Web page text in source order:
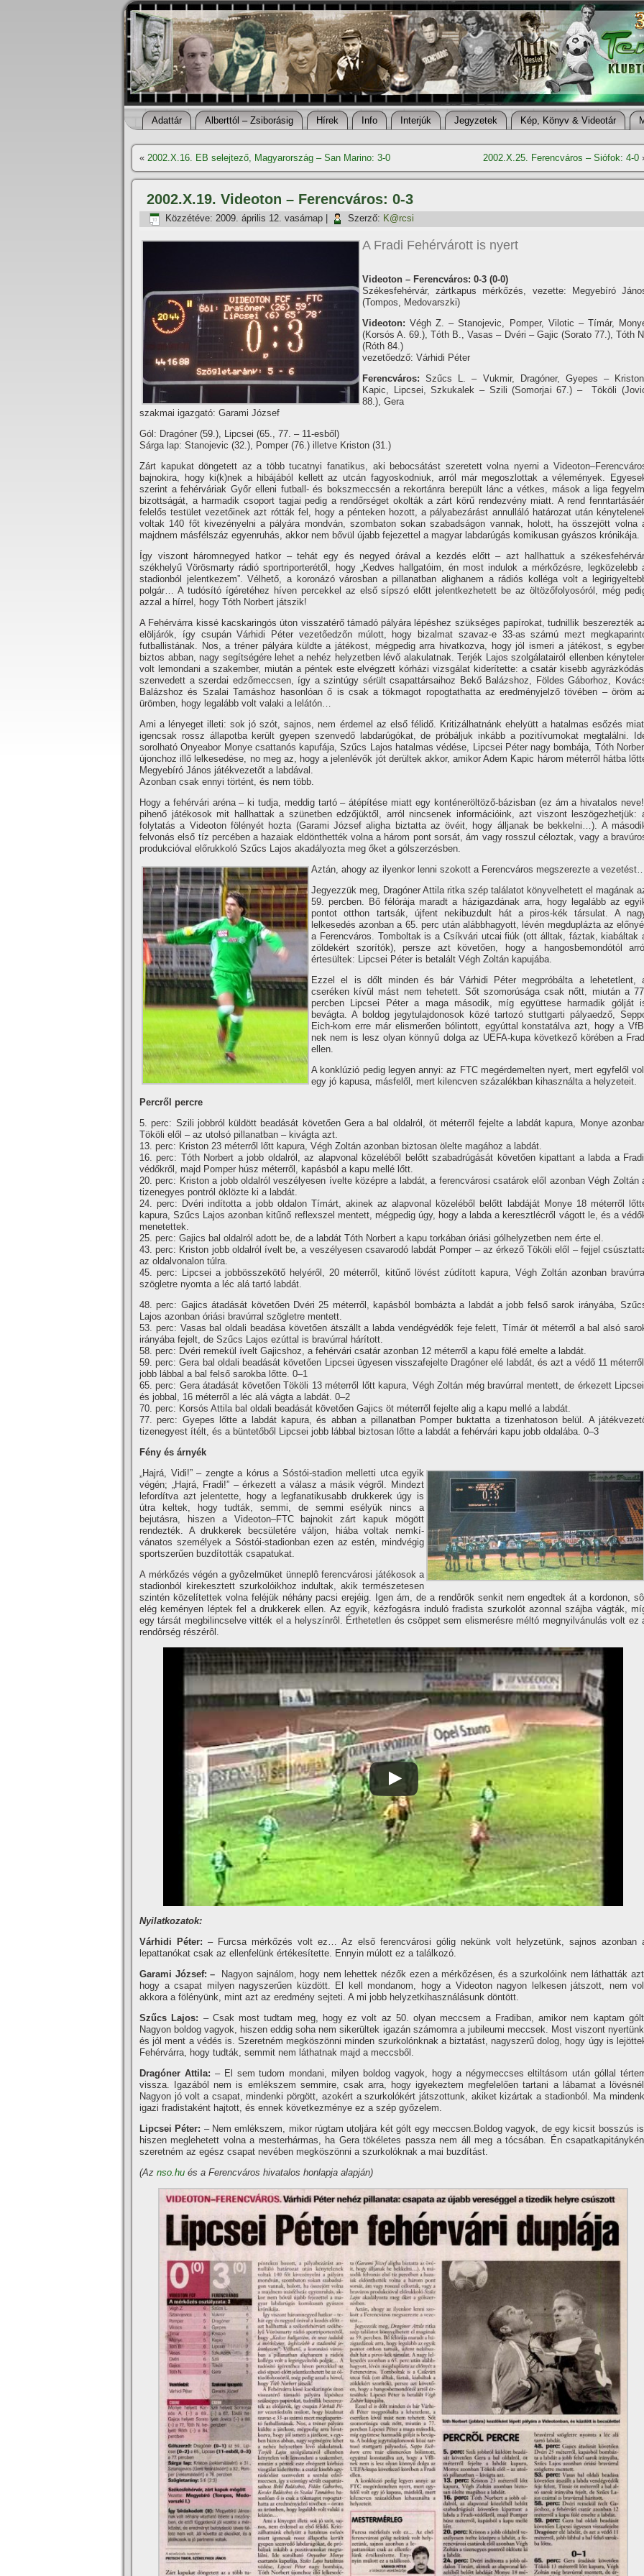
Adattár Alberttól – Zsiborásig Hí­rek Info Interjúk Jegyzetek Kép, Könyv & Videotár
« 2002.X.16. EB selejtező, Magyarország – San Marino: 3-0 2002.X.25. Ferencváros – Siófok: 4-0
2002.X.19. Videoton – Ferencváros: 0-3
Közzétéve: 2009. április 12. vasárnap Szerző: K@rcsi
A Fradi Fehérvárott is nyert
Videoton – Ferencváros: 0-3 (0-0)
Székesfehérvár, zártkapus mérkőzés, vezette: Megyebí­ró
(Tompos, Medovarszki)
Videoton: Végh Z. – Stanojevic, Pomper, Vilotic – Tí­már,
(Korsós A. 69.), Tóth B., Vasas – Dvéri – Gajic (Sorato 77.), Tóth
(Róth 84.)
vezetőedző: Várhidi Péter
Ferencváros: Szűcs L. – Vukmir, Dragóner, Gyepes –
Kapic, Lipcsei, Szkukalek – Szili (Somorjai 67.) – Tököli
88.), Gera
szakmai igazgató: Garami József
Gól: Dragóner (59.), Lipcsei (65., 77. – 11-esből)
Sárga lap: Stanojevic (32.), Pomper (76.) illetve Kriston (31.)
Zárt kapukat döngetett az a több tucatnyi fanatikus, aki bebocsátást szeretett volna nyerni a
bajnokira, hogy ki(k)nek a hibájából kellett az utcán fagyoskodniuk, arról már megoszlottak a vélemények.
szerint a fehérváriak Győr elleni futball- és bokszmeccsén a rekortánra berepült lánc a vétkes, mások a liga
bizottságát, a harmadik csoport tagjai pedig a rendőrséget okolták a zárt körű rendezvény miatt. A rend
felelős testület vezetőinek azt rótták fel, hogy a pénteken hozott, a pályabezárást annulláló határozat után
voltak 140 főt kivezényelni a pályára mondván, szombaton sokan szabadságon vannak, holott, ha összejött volna
majdnem másfélszáz egyenruhás, akkor nem bővül újabb fejezettel a magyar labdarúgás komikusan gyászos krónikája.
Így viszont háromnegyed hatkor – tehát egy és negyed órával a kezdés előtt – azt hallhattuk a
székhelyű Vörösmarty rádió sportriporterétől, hogy „Kedves hallgatóim, én most indulok a mérkőzésre, legközelebb
stadionból jelentkezem”. Vélhető, a koronázó városban a pillanatban alighanem a rádiós kolléga volt a
polgár… A tudósí­tó í­géretéhez hí­ven percekkel az első sí­pszó előtt jelentkezhetett be az öltözőfolyosóról, még
azzal a hí­rrel, hogy Tóth Norbert játszik!
A Fehérvárra kissé kacskaringós úton visszatérő támadó pályára lépéshez szükséges papí­rokat, tudnillik beszerezték
elöljárók, í­gy csupán Várhidi Péter vezetőedzőn múlott, hogy bizalmat szavaz-e 33-as számú mezt
futballistának. Nos, a tréner pályára küldte a játékost, mégpedig arra hivatkozva, hogy jól ismeri a játékost, s
biztos abban, nagy segí­tségére lehet a nehéz helyzetben lévő alakulatnak. Terjék Lajos szolgálatairól ellenben
volt lemondani a szakember, miután a péntek este elvégzett kórházi vizsgálat kiderí­tette: a csatár kisebb
szenvedett a szerdai edzőmeccsen, í­gy a szintúgy sérült csapattársaihoz Bekő Balázshoz, Földes Gáborhoz,
Balázshoz és Szalai Tamáshoz hasonlóan ő is csak a tökmagot ropogtathatta az eredményjelző tövében – öröm
ürömben, hogy legalább volt valaki a lelátón…
Ami a lényeget illeti: sok jó szót, sajnos, nem érdemel az első félidő. Kritizálhatnánk ehelyütt a hatalmas esőzés
igencsak rossz állapotba került gyepen szenvedő labdarúgókat, de próbáljuk inkább a pozití­vumokat megtalálni.
sorolható Onyeabor Monye csattanós kapufája, Szűcs Lajos hatalmas védése, Lipcsei Péter nagy bombája, Tóth
újonchoz illő lelkesedése, no meg az, hogy a jelenlévők jót derültek akkor, amikor Adem Kapic három méterről hátba
Megyebí­ró János játékvezetőt a labdával.
Azonban csak ennyi történt, és nem több.
Hogy a fehérvári aréna – ki tudja, meddig tartó – átépí­tése miatt egy konténeröltöző-bázisban (ez ám a hivatalos
pihenő játékosok mit hallhattak a szünetben edzőjüktől, arról nincsenek információink, azt viszont leszögezhetjük:
folytatás a Videoton fölényét hozta (Garami József aligha biztatta az övéit, hogy álljanak be bekkelni…). A
felvonás első tí­z percében a hazaiak eldönthették volna a három pont sorsát, ám vagy rosszul céloztak, vagy a
produkcióval előrukkoló Szűcs Lajos akadályozta meg őket a gólszerzésben.
Aztán, ahogy az ilyenkor lenni szokott a Ferencváros megszerezte a
Jegyezzük meg, Dragóner Attila ritka szép találatot könyvelhetett el magának
59. percben. Bő félórája maradt a házigazdának arra, hogy legalább az
pontot otthon tartsák, újfent nekibuzdult hát a piros-kék társulat. A
lelkesedés azonban a 65. perc után alábbhagyott, lévén megduplázta az
a Ferencváros. Tomboltak is a Csí­kvári utcai fiúk (ott álltak, fáztak, kiabáltak
zöldekért szorí­tók), persze azt követően, hogy a hangosbemondótól
értesültek: Lipcsei Péter is betalált Végh Zoltán kapujába.
Ezzel el is dőlt minden és bár Várhidi Péter megpróbálta a lehetetlent,
cseréken kí­vül mást nem tehetett. Sőt szomorúsága csak nőtt, miután a
percben Lipcsei Péter a maga második, mí­g együttese harmadik gólját
bevágta. A boldog jegytulajdonosok közé tartozó stuttgarti pályaedző,
Eich-korn erre már elismerően bólintott, egyúttal konstatálva azt, hogy a
nek nem is lesz olyan könnyű dolga az UEFA-kupa következő körében a
ellen.
A konklúzió pedig legyen annyi: az FTC megérdemelten nyert, mert egyfelől
egy jó kapusa, másfelől, mert kilencven százalékban kihasználta a helyzeteit.
Percről percre
5. perc: Szili jobbról küldött beadását követően Gera a bal oldalról, öt méterről fejelte a labdát kapura, Monye
Tököli elől – az utolsó pillanatban – kivágta azt.
13. perc: Kriston 23 méterről lőtt kapura, Végh Zoltán azonban biztosan ölelte magához a labdát.
16. perc: Tóth Norbert a jobb oldalról, az alapvonal közeléből belőtt szabadrúgását követően kipattant a labda a
védőkről, majd Pomper húsz méterről, kapásból a kapu mellé lőtt.
20. perc: Kriston a jobb oldalról veszélyesen í­velte középre a labdát, a ferencvárosi csatárok elől azonban Végh Zoltán
tizenegyes pontról öklözte ki a labdát.
24. perc: Dvéri indí­totta a jobb oldalon Tí­márt, akinek az alapvonal közeléből belőtt labdáját Monye 18 méterről
kapura, Szűcs Lajos azonban kitűnő reflexszel mentett, mégpedig úgy, hogy a labda a keresztlécről vágott le, és a
menetettek.
25. perc: Gajics bal oldalról adott be, de a labdát Tóth Norbert a kapu torkában óriási gólhelyzetben nem érte el.
43. perc: Kriston jobb oldalról í­velt be, a veszélyesen csavarodó labdát Pomper – az érkező Tököli elől – fejjel
az oldalvonalon túlra.
45. perc: Lipcsei a jobbösszekötő helyéről, 20 méterről, kitűnő lövést zúdí­tott kapura, Végh Zoltán azonban
szögletre nyomta a léc alá tartó labdát.
48. perc: Gajics átadását követően Dvéri 25 méterről, kapásból bombázta a labdát a jobb felső sarok irányába,
Lajos azonban óriási bravúrral szögletre mentett.
53. perc: Vasas bal oldali beadása követően átszállt a labda vendégvédők feje felett, Tí­már öt méterről a bal alsó
irányába fejelt, de Szűcs Lajos ezúttal is bravúrral hárí­tott.
58. perc: Dvéri remekül í­velt Gajicshoz, a fehérvári csatár azonban 12 méterről a kapu fölé emelte a labdát.
59. perc: Gera bal oldali beadását követően Lipcsei ügyesen visszafejelte Dragóner elé labdát, és azt a védő 11
jobb lábbal a bal felső sarokba lőtte. 0–1
65. perc: Gera átadását követően Tököli 13 méterről lőtt kapura, Végh Zoltán még bravúrral mentett, de érkezett
és jobbal, 16 méterről a léc alá vágta a labdát. 0–2
70. perc: Korsós Attila bal oldali beadását követően Gajics öt méterről fejelte alig a kapu mellé a labdát.
77. perc: Gyepes lőtte a labdát kapura, és abban a pillanatban Pomper buktatta a tizenhatoson belül. A
tizenegyest í­télt, és a büntetőből Lipcsei jobb lábbal biztosan lőtte a labdát a fehérvári kapu jobb oldalába. 0–3
Fény és árnyék
„Hajrá, Vidi!” – zengte a kórus a Sóstói-stadion melletti utca egyik
végén; „Hajrá, Fradi!” – érkezett a válasz a másik végről. Mindezt
lefordí­tva azt jelentette, hogy a legfanatikusabb drukkerek úgy is
útra keltek, hogy tudták, semmi, de semmi esélyük nincs a
bejutásra, hiszen a Videoton–FTC bajnokit zárt kapuk mögött
rendezték. A drukkerek becsületére váljon, hiába voltak nemkí­
vánatos személyek a Sóstói-stadionban ezen az estén, mindvégig
sportszerűen buzdí­tották csapatukat.
A mérkőzés végén a gyôzelmüket ünneplô ferencvárosi játékosok a
stadionból kirekesztett szurkolóikhoz indultak, akik természetesen
szintén közelí­tettek volna feléjük néhány pacsi erejéig. Igen ám, de a rendôrök senkit nem engedtek át a kordonon,
elég keményen léptek fel a drukkerek ellen. Az egyik, kézfogásra induló fradista szurkolót azonnal szájba vágták,
egy társát megbilincselve vitték el a helyszí­nrôl. Érthetetlen és csöppet sem elismerésre méltó megnyilvánulás volt ez
rendôrség részérôl.
Nyilatkozatok:
Várhidi Péter: – Furcsa mérkőzés volt ez… Az első ferencvárosi gólig nekünk volt helyzetünk, sajnos azonban
lepattanókat csak az ellenfelünk értékesí­tette. Ennyin múlott ez a találkozó.
Garami József: –
Nagyon sajnálom, hogy nem lehettek nézők ezen a mérkőzésen, és a szurkolóink nem láthatták
hogy a csapat milyen nagyszerűen küzdött. El kell mondanom, hogy a Videoton nagyon lelkesen játszott, nem
akkora a fölényünk, mint azt az eredmény sejteti. A mi jobb helyzetkihasználásunk döntött.
Szűcs Lajos: – Csak most tudtam meg, hogy ez volt az 50. olyan meccsem a Fradiban, amikor nem kaptam
Nagyon boldog vagyok, hiszen eddig soha nem sikerültek igazán számomra a jubileumi meccsek. Most viszont
és jól ment a védés is. Szeretném megköszönni minden szurkolónknak a biztatást, nagyszerű dolog, hogy úgy is
Fehérvárra, hogy tudták, semmit nem láthatnak majd a meccsből.
Dragóner Attila: – El sem tudom mondani, milyen boldog vagyok, hogy a négymeccses eltiltásom után góllal
vissza. Igazából nem is emlékszem semmire, csak arra, hogy igyekeztem megfelelően tartani a lábamat a
Nagyon jó volt a csapat, mindenki pörgött, azokért a szurkolókért játszottunk, akiket kizártak a stadionból. Ma
igazi fradistaként hajtott, és ennek következménye ez a szép győzelem.
Lipcsei Péter: – Nem emlékszem, mikor rúgtam utoljára két gólt egy meccsen.Boldog vagyok, de egy kicsit bosszús
hiszen meglehetett volna a mesterhármas, ha Gera tökéletes passza nem áll meg a tócsában. Én
szeretném az egész csapat nevében megköszönni a szurkolóknak a mai buzdí­tást.
(Az nso.hu és a Ferencváros hivatalos honlapja alapján)